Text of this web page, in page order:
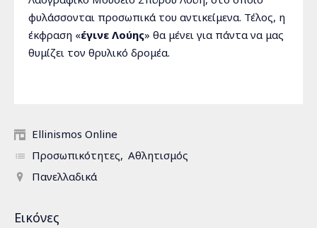
φυλάσσονται προσωπικά του αντικείμενα. Τέλος, η
έκφραση «έγινε Λούης» θα μένει για πάντα να μας
θυμίζει τον θρυλικό δρομέα.
Ellinismos Online
Προσωπικότητες Αθλητισμός
Πανελλαδικά
Εικόνες